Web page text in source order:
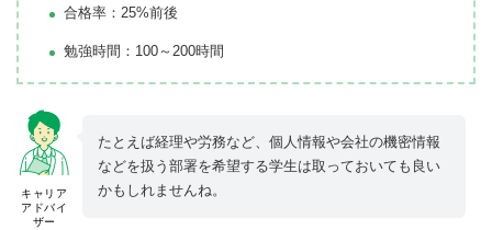
合格率：25%前後
勉強時間：100～200時間
キャリア
アドバイ
ザー
たとえば経理や労務など、個人情報や会社の機密情報
などを扱う部署を希望する学生は取っておいても良い
かもしれませんね。